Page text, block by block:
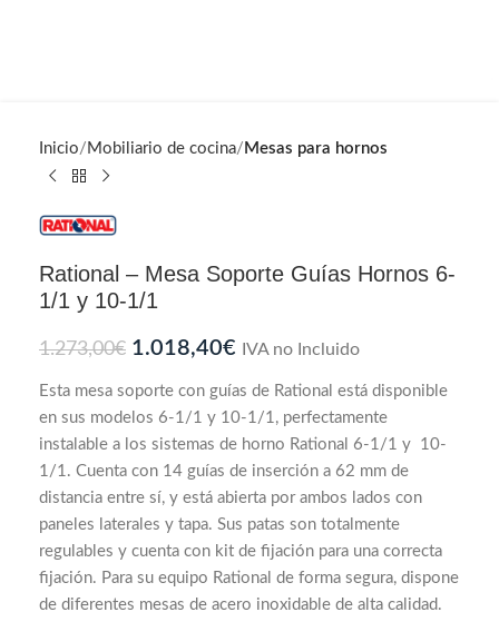
Inicio Mobiliario de cocina Mesas para hornos
Rational – Mesa Soporte Guías Hornos 6-
1/1 y 10-1/1
1.273,00€ 1.018,40€ IVA no Incluido
Esta mesa soporte con guías de Rational está disponible
en sus modelos 6-1/1 y 10-1/1, perfectamente
instalable a los sistemas de horno Rational 6-1/1 y 10-
1/1. Cuenta con 14 guías de inserción a 62 mm de
distancia entre sí, y está abierta por ambos lados con
paneles laterales y tapa. Sus patas son totalmente
regulables y cuenta con kit de fijación para una correcta
fijación. Para su equipo Rational de forma segura, dispone
de diferentes mesas de acero inoxidable de alta calidad.